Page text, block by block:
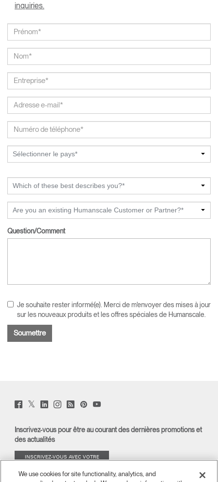
inquiries.
Sélectionner le pays*
Which of these best describes you?*
Are you an existing Humanscale Customer or Partner?*
Question/Comment
Je souhaite rester informé(e). Merci de m'envoyer des mises à jour
sur les nouveaux produits et les offres spéciales de Humanscale.
Facebook
(opens
Twitter
(opens
LinkedIn
(opens
Instagram
(opens
Humanscale
Blog
window)
PinterstYouTube
Inscrivez-vous pour être au courant des dernières promotions et
des actualités
INSCRIVEZ-VOUS AVEC VOTRE
We use cookies for site functionality, analytics, and